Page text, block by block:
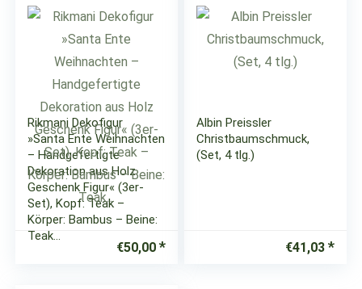
Rikmani Dekofigur
»Santa Ente Weihnachten
– Handgefertigte
Dekoration aus Holz
Geschenk Figur« (3er-
Set), Kopf: Teak –
Körper: Bambus – Beine:
Teak…
€50,00
Albin Preissler
Christbaumschmuck,
(Set, 4 tlg.)
€41,03